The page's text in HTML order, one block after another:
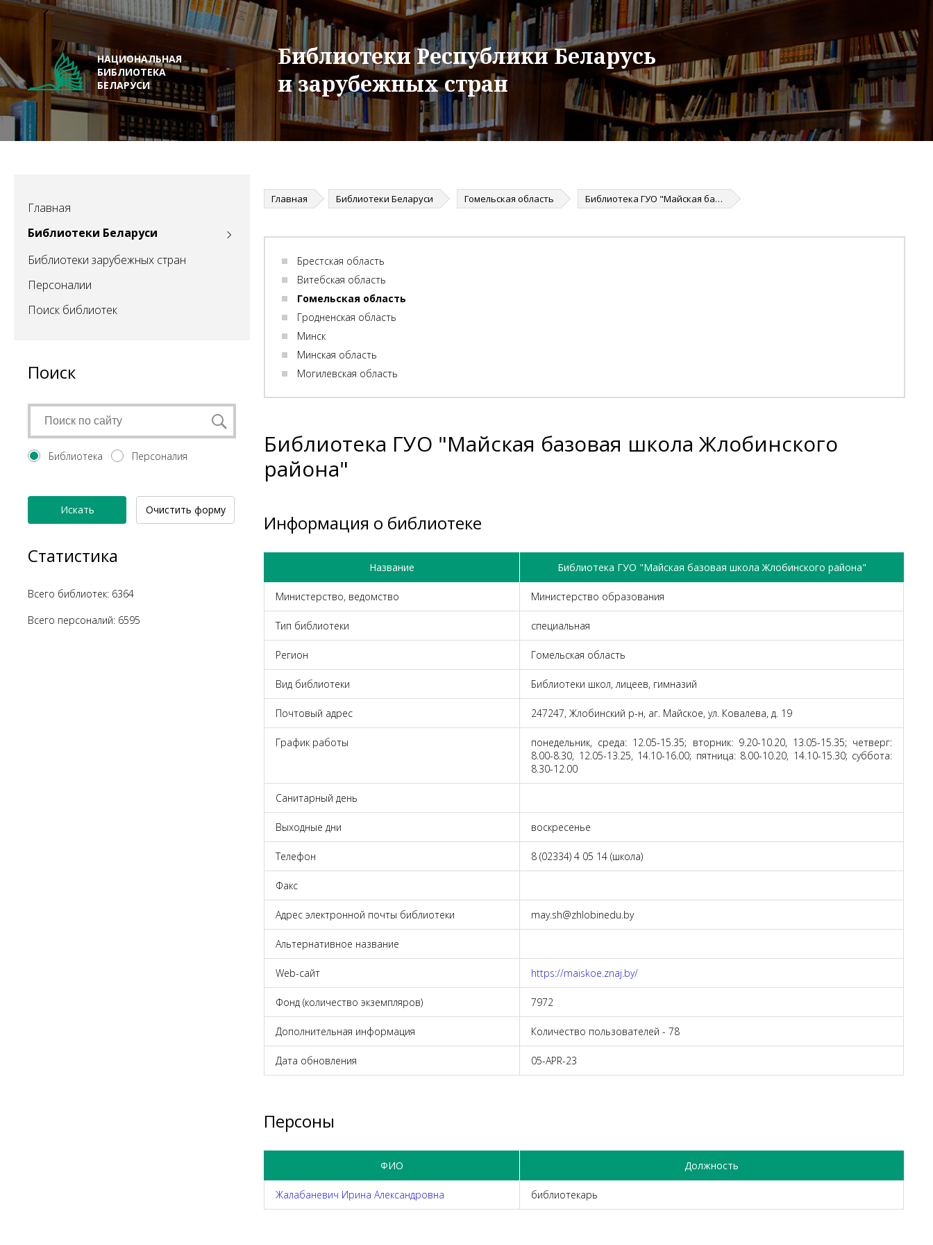
НАЦИОНАЛЬНАЯ
БИБЛИОТЕКА
БЕЛАРУСИ
Библиотеки Республики Беларусь
и зарубежных стран
Главная
Библиотеки Беларуси
Библиотеки зарубежных стран
Персоналии
Поиск библиотек
Поиск
Библиотека Персоналия
Искать Очистить форму
Статистика
Всего библиотек: 6364
Всего персоналий: 6595
Главная Библиотеки Беларуси Гомельская область Библиотека ГУО "Майская базовая школа Жлобинского района"
Брестская область
Витебская область
Гомельская область
Гродненская область
Минск
Минская область
Могилевская область
Библиотека ГУО "Майская базовая школа Жлобинского
района"
Информация о библиотеке
Название Библиотека ГУО "Майская базовая школа Жлобинского района"
Министерство, ведомство Министерство образования
Тип библиотеки специальная
Регион Гомельская область
Вид библиотеки Библиотеки школ, лицеев, гимназий
Почтовый адрес 247247, Жлобинский р-н, аг. Майское, ул. Ковалева, д. 19
График работы
понедельник, среда: 12.05-15.35; вторник: 9.20-10.20, 13.05-15.35; четверг:
8.00-8.30, 12.05-13.25, 14.10-16.00; пятница: 8.00-10.20, 14.10-15.30; суббота:
8.30-12.00
Санитарный день
Выходные дни воскресенье
Телефон 8 (02334) 4 05 14 (школа)
Факс
Адрес электронной почты библиотеки may.sh@zhlobinedu.by
Альтернативное название
Web-cайт https://maiskoe.znaj.by/
Фонд (количество экземпляров) 7972
Дополнительная информация Количество пользователей - 78
Дата обновления 05-APR-23
Персоны
ФИО Должность
Жалабаневич Ирина Александровна библиотекарь